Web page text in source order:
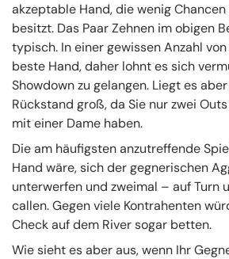
akzeptable Hand, die wenig
besitzt. Das Paar Zehnen im obigen
typisch. In einer gewissen Anzahl
beste Hand, daher lohnt es sich
Showdown zu gelangen. Liegt es
Rückstand groß, da Sie nur zwei
mit einer Dame haben.
Die am häufigsten anzutreffende
Hand wäre, sich der gegnerischen
unterwerfen und zweimal – auf Turn
callen. Gegen viele Kontrahenten
Check auf dem River sogar betten.
Wie sieht es aber aus, wenn Ihr